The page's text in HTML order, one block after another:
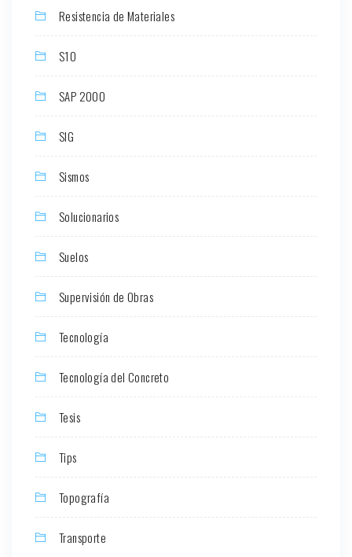
Resistencia de Materiales
S10
SAP 2000
SIG
Sismos
Solucionarios
Suelos
Supervisión de Obras
Tecnología
Tecnología del Concreto
Tesis
Tips
Topografía
Transporte